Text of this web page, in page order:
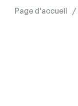
Page d'accueil /